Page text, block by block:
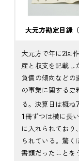
大元方勘定目録
大元方で年に2回
産と収支を記載し
負債の傾向などの
の事業に関する史
る。決算日は概ね
1冊ずつは横に長
に入れられており
られている。驚く
書類だったことを